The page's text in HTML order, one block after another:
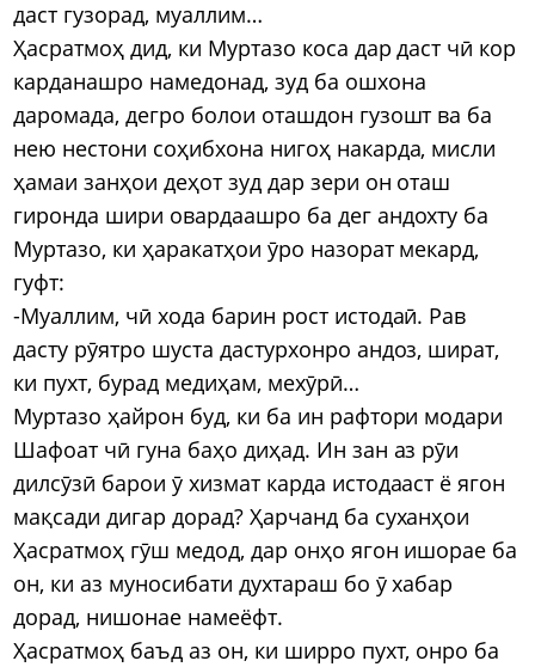
даст гузорад, муаллим…
Ҳасратмоҳ дид, ки Муртазо коса дар даст чӣ кор
карданашро намедонад, зуд ба ошхона
даромада, дегро болои оташдон гузошт ва ба
нею нестони соҳибхона нигоҳ накарда, мисли
ҳамаи занҳои деҳот зуд дар зери он оташ
гиронда шири овардаашро ба дег андохту ба
Муртазо, ки ҳаракатҳои ӯро назорат мекард,
гуфт:
-Муаллим, чӣ хода барин рост истодаӣ. Рав
дасту рӯятро шуста дастурхонро андоз, шират,
ки пухт, бурад медиҳам, мехӯрӣ…
Муртазо ҳайрон буд, ки ба ин рафтори модари
Шафоат чӣ гуна баҳо диҳад. Ин зан аз рӯи
дилсӯзӣ барои ӯ хизмат карда истодааст ё ягон
мақсади дигар дорад? Ҳарчанд ба суханҳои
Ҳасратмоҳ гӯш медод, дар онҳо ягон ишорае ба
он, ки аз муносибати духтараш бо ӯ хабар
дорад, нишонае намеёфт.
Ҳасратмоҳ баъд аз он, ки ширро пухт, онро ба